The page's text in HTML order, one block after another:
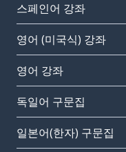
스페인어 강좌
영어 (미국식) 강좌
영어 강좌
독일어 구문집
일본어(한자) 구문집